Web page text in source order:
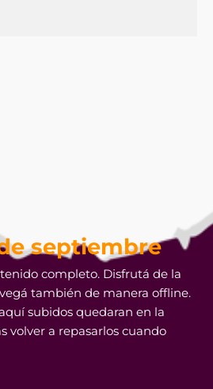
septiembre
completo. Disfrutá de la
también de manera offline.
subidos quedaran en la
volver a repasarlos cuando